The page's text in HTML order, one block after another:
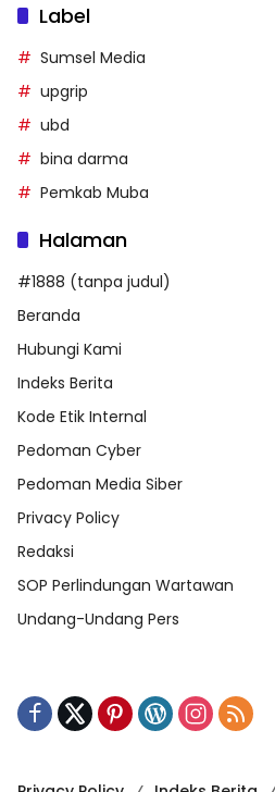
Label
Sumsel Media
upgrip
ubd
bina darma
Pemkab Muba
Halaman
#1888 (tanpa judul)
Beranda
Hubungi Kami
Indeks Berita
Kode Etik Internal
Pedoman Cyber
Pedoman Media Siber
Privacy Policy
Redaksi
SOP Perlindungan Wartawan
Undang-Undang Pers